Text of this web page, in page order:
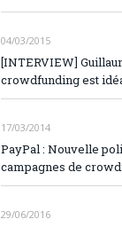
04/03/2015
[INTERVIEW]
crowdfunding est
17/03/2014
PayPal : Nouvelle
campagnes de
29/06/2016